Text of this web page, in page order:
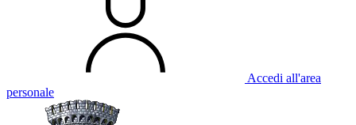
Accedi all'area
personale